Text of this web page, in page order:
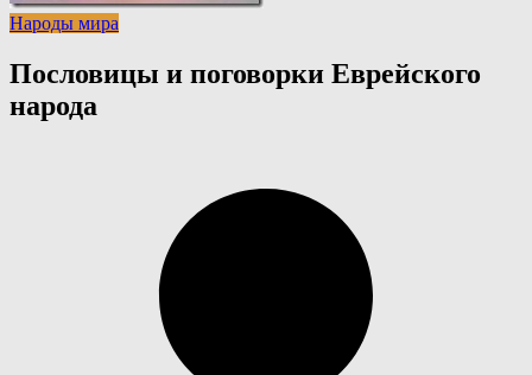
Народы мира
Пословицы и поговорки Еврейского
народа